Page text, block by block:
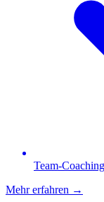
Team-Coaching
Mehr erfahren →